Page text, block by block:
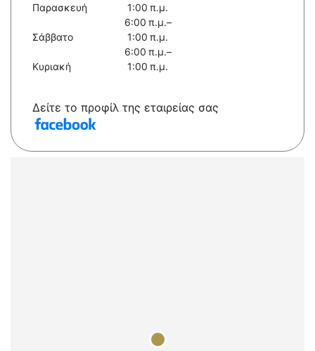
Παρασκευή
1:00 π.μ.
Σάββατο
6:00 π.μ.–
1:00 π.μ.
Κυριακή
6:00 π.μ.–
1:00 π.μ.
Δείτε το προφίλ της εταιρείας σας